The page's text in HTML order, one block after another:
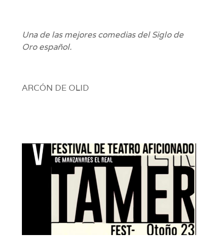
Una de las mejores comedias del Siglo de
Oro español.
ARCÓN DE OLID